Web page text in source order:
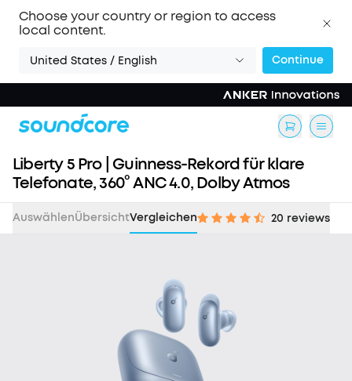
Choose your country or region to access
local content.
United States / English Continue
Liberty 5 Pro | Guinness-Rekord für klare
Telefonate, 360° ANC 4.0, Dolby Atmos
AuswählenÜbersichtVergleichen 20 reviews